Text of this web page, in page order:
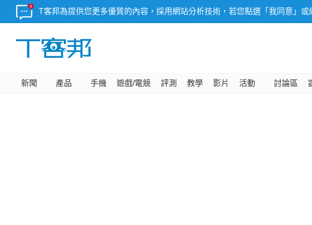
T客邦為提供您更多優質的內容，採用網站分析技術，若您點選「我同意」
新聞 產品 手機 遊戲/電競 評測 教學 影片 活動 討論區